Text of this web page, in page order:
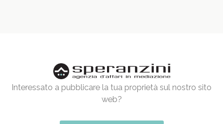
Interessato a pubblicare la tua proprietà sul nostro sito
web?